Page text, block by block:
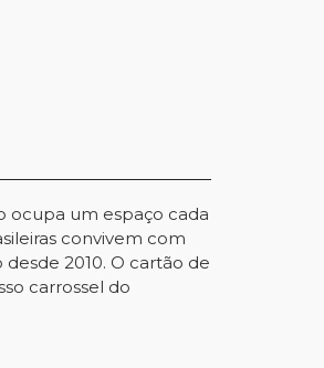
ocupa um espaço cada
convivem com
2010. O cartão de
carrossel do